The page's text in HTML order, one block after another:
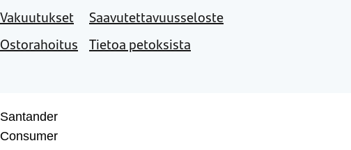
Vakuutukset
Ostorahoitus
Saavutettavuusseloste
Tietoa petoksista
Santander
Consumer